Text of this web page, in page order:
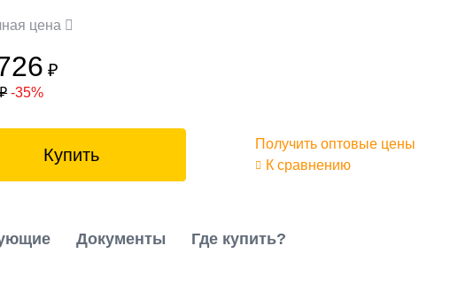
цена
₽
₽ -35%
Купить
Получить оптовые цены
К сравнению
Документы Где купить?